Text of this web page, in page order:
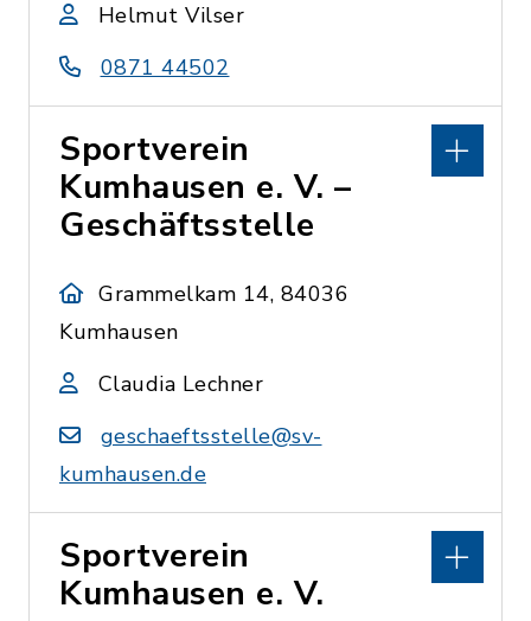
Helmut Vilser
0871 44502
Sportverein
Kumhausen e. V. –
Geschäftsstelle
Grammelkam 14, 84036
Kumhausen
Claudia Lechner
geschaeftsstelle@sv-
kumhausen.de
Sportverein
Kumhausen e. V.